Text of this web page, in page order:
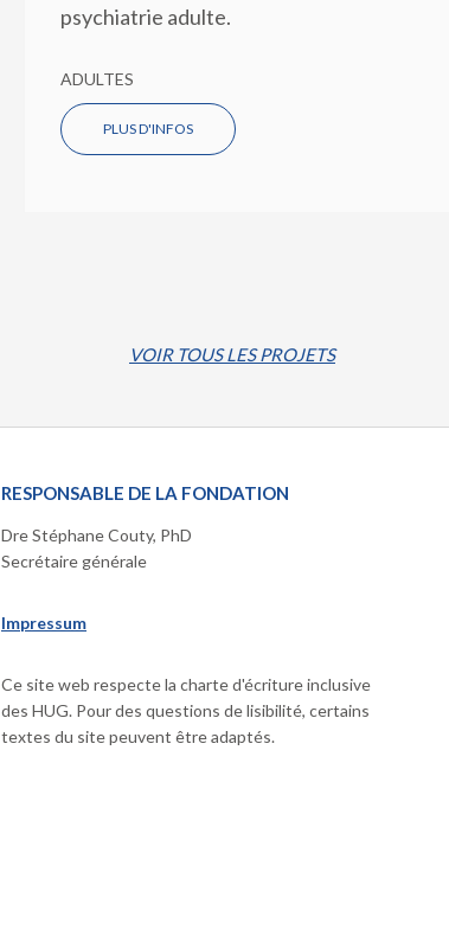
psychiatrie adulte.
ADULTES
PLUS D'INFOS
VOIR TOUS LES PROJETS
RESPONSABLE DE LA FONDATION
Dre Stéphane Couty, PhD
Secrétaire générale
Impressum
Ce site web respecte la charte d'écriture inclusive
des HUG. Pour des questions de lisibilité, certains
textes du site peuvent être adaptés.